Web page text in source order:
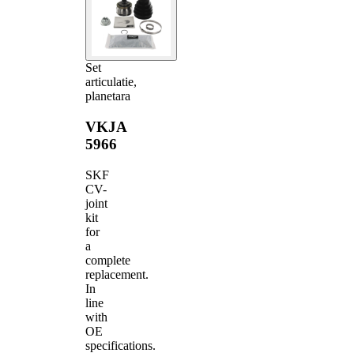
Set
articulatie,
planetara
VKJA
5966
SKF
CV-
joint
kit
for
a
complete
replacement.
In
line
with
OE
specifications.